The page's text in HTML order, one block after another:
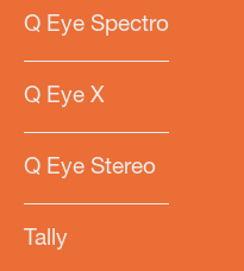
Q Eye Spectro
Q Eye X
Q Eye Stereo
Tally